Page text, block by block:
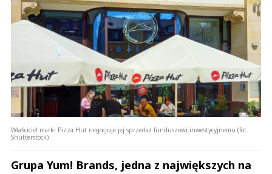
Właściciel marki Pizza Hut negocjuje jej sprzedaż funduszowi inwestycyjnemu (fot.
Shutterstock)
Grupa Yum! Brands, jedna z największych na